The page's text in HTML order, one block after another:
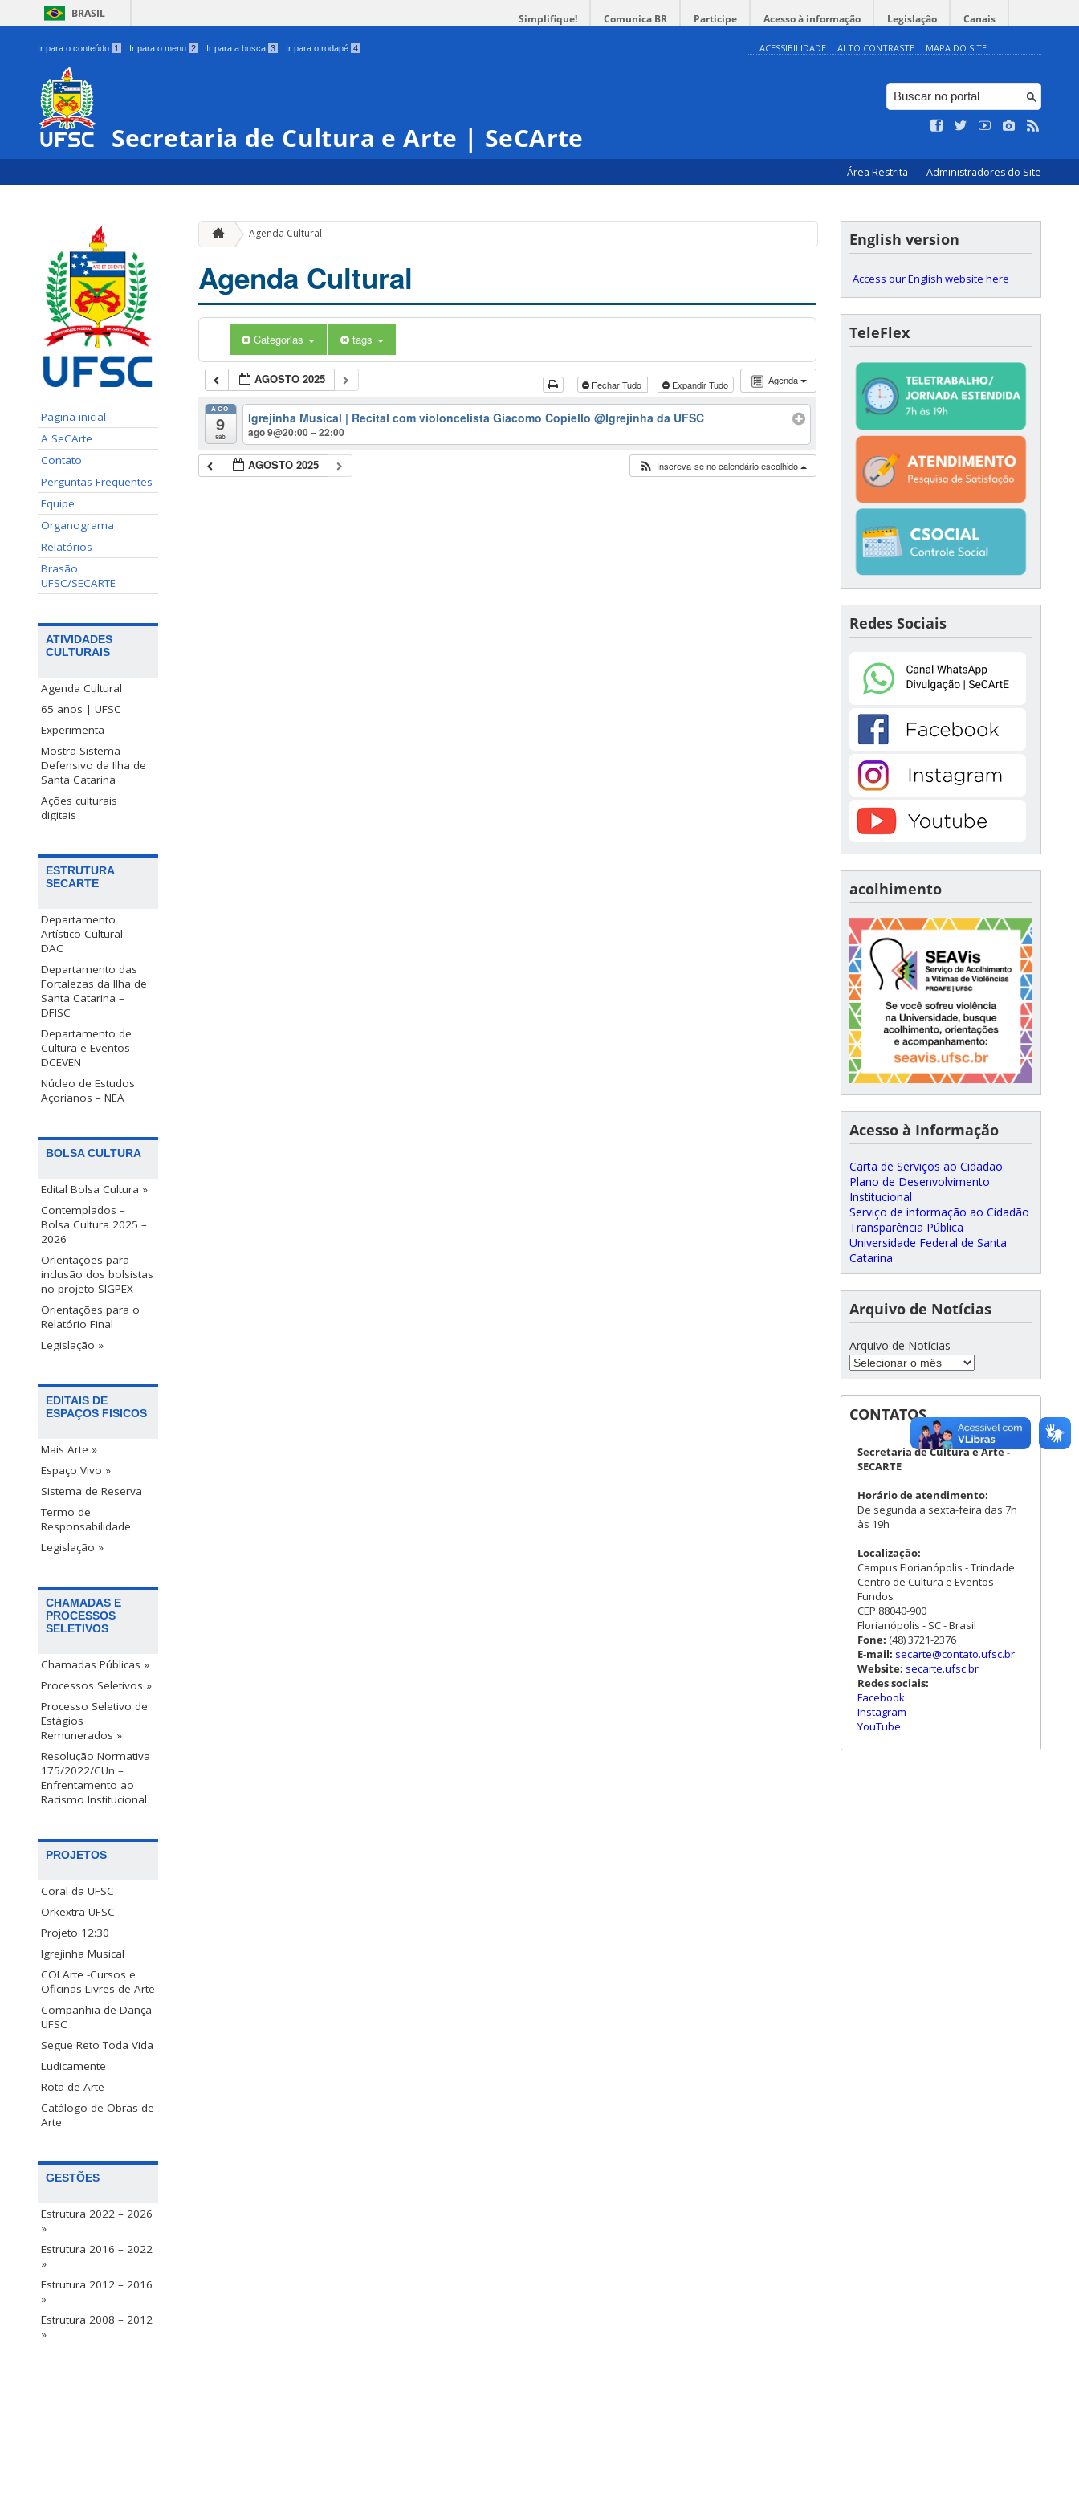
BRASIL Simplifique! Comunica BR Participe Acesso à informação Legislação Canais
Ir para o conteúdo 1 Ir para o menu 2 Ir para a busca 3 Ir para o rodapé 4 ACESSIBILIDADE ALTO CONTRASTE MAPA DO SITE
Secretaria de Cultura e Arte | SeCArte
Área Restrita Administradores do Site
Pagina inicial
A SeCArte
Contato
Perguntas Frequentes
Equipe
Organograma
Relatórios
Brasão
UFSC/SECARTE
ATIVIDADES
CULTURAIS
Agenda Cultural
65 anos | UFSC
Experimenta
Mostra Sistema
Defensivo da Ilha de
Santa Catarina
Ações culturais
digitais
ESTRUTURA
SECARTE
Departamento
Artístico Cultural –
DAC
Departamento das
Fortalezas da Ilha de
Santa Catarina –
DFISC
Departamento de
Cultura e Eventos –
DCEVEN
Núcleo de Estudos
Açorianos – NEA
BOLSA CULTURA
Edital Bolsa Cultura »
Contemplados –
Bolsa Cultura 2025 –
2026
Orientações para
inclusão dos bolsistas
no projeto SIGPEX
Orientações para o
Relatório Final
Legislação »
EDITAIS DE
ESPAÇOS FISICOS
Mais Arte »
Espaço Vivo »
Sistema de Reserva
Termo de
Responsabilidade
Legislação »
CHAMADAS E
PROCESSOS
SELETIVOS
Chamadas Públicas »
Processos Seletivos »
Processo Seletivo de
Estágios
Remunerados »
Resolução Normativa
175/2022/CUn –
Enfrentamento ao
Racismo Institucional
PROJETOS
Coral da UFSC
Orkextra UFSC
Projeto 12:30
Igrejinha Musical
COLArte -Cursos e
Oficinas Livres de Arte
Companhia de Dança
UFSC
Segue Reto Toda Vida
Ludicamente
Rota de Arte
Catálogo de Obras de
Arte
GESTÕES
Estrutura 2022 – 2026
»
Estrutura 2016 – 2022
»
Estrutura 2012 – 2016
»
Estrutura 2008 – 2012
»
Agenda Cultural
Agenda Cultural
Categorias tags
Agenda
AGOSTO 2025 Fechar Tudo Expandir Tudo
AGO
9
sáb
Igrejinha Musical | Recital com violoncelista Giacomo Copiello @Igrejinha da UFSC
ago 9@20:00 – 22:00
AGOSTO 2025 Inscreva-se no calendário escolhido
English version
Access our English website here
TeleFlex
Redes Sociais
acolhimento
Acesso à Informação
Carta de Serviços ao Cidadão
Plano de Desenvolvimento
Institucional
Serviço de informação ao Cidadão
Transparência Pública
Universidade Federal de Santa
Catarina
Arquivo de Notícias
Arquivo de Notícias
CONTATOS
Secretaria de Cultura e Arte -
SECARTE
Horário de atendimento:
De segunda a sexta-feira das 7h
às 19h
Localização:
Campus Florianópolis - Trindade
Centro de Cultura e Eventos -
Fundos
CEP 88040-900
Florianópolis - SC - Brasil
Fone: (48) 3721-2376
E-mail: secarte@contato.ufsc.br
Website: secarte.ufsc.br
Redes sociais:
Facebook
Instagram
YouTube